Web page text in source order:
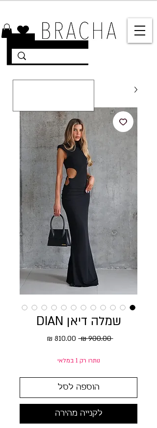
שמלה דיאן DIAN
‏900.00 ‏₪ מחיר רגיל
נותרו רק 1 במלאי
הוספה לסל
לקנייה מהירה